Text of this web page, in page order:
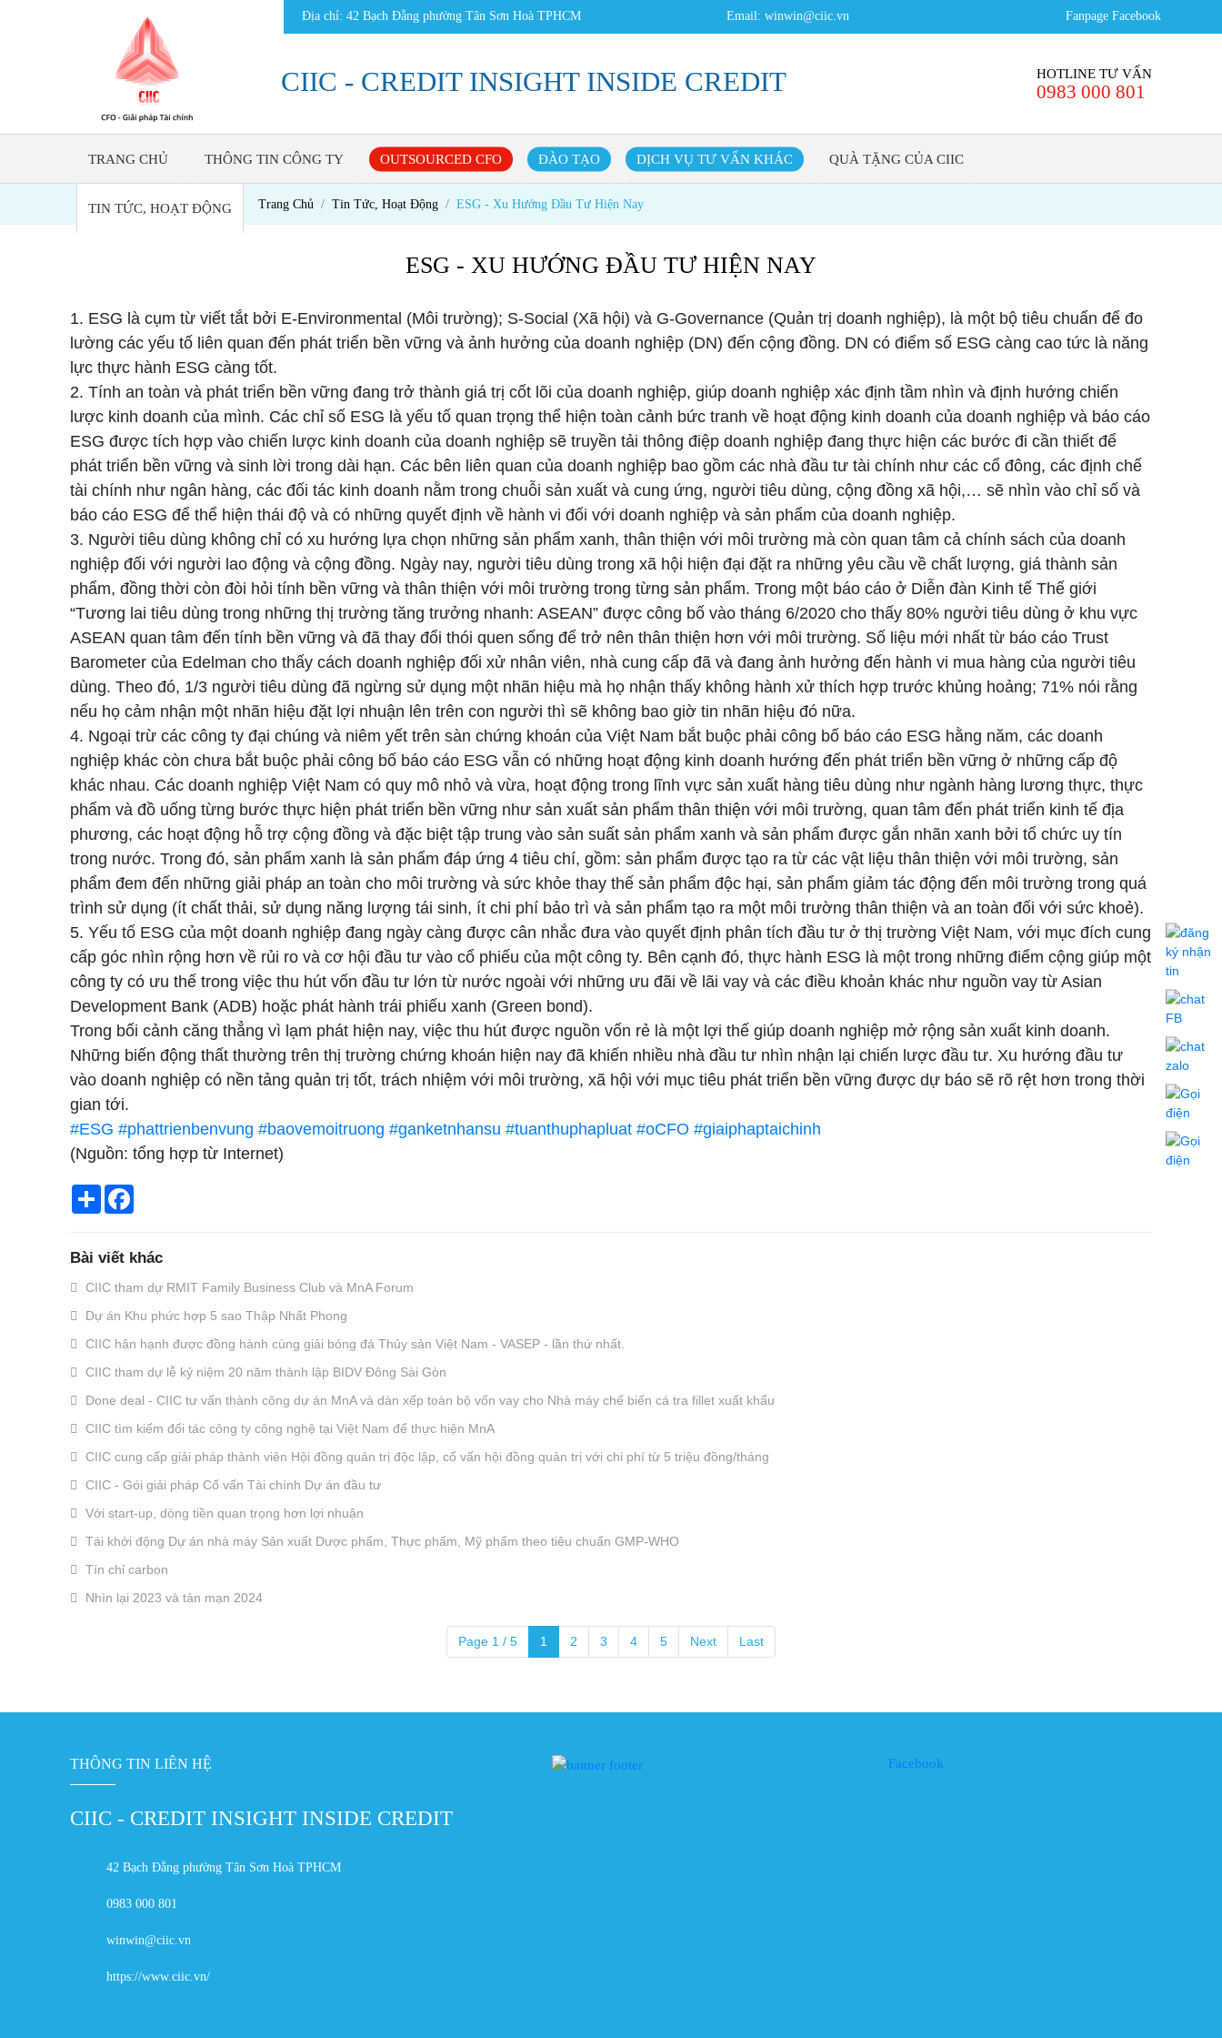
Địa chỉ: 42 Bạch Đằng phường Tân Sơn Hoà TPHCM Email: winwin@ciic.vn Fanpage Facebook
CIIC - CREDIT INSIGHT INSIDE CREDIT HOTLINE TƯ VẤN
0983 000 801
TRANG CHỦ THÔNG TIN CÔNG TY OUTSOURCED CFO ĐÀO TẠO DỊCH VỤ TƯ VẤN KHÁC QUÀ TẶNG CỦA CIIC
TIN TỨC, HOẠT ĐỘNG Trang Chủ Tin Tức, Hoạt Động ESG - Xu Hướng Đầu Tư Hiện Nay
ESG - XU HƯỚNG ĐẦU TƯ HIỆN NAY
1. ESG là cụm từ viết tắt bởi E-Environmental (Môi trường); S-Social (Xã hội) và G-Governance (Quản trị doanh nghiệp), là một bộ tiêu chuẩn để đo
lường các yếu tố liên quan đến phát triển bền vững và ảnh hưởng của doanh nghiệp (DN) đến cộng đồng. DN có điểm số ESG càng cao tức là năng
lực thực hành ESG càng tốt.
2. Tính an toàn và phát triển bền vững đang trở thành giá trị cốt lõi của doanh nghiệp, giúp doanh nghiệp xác định tầm nhìn và định hướng chiến
lược kinh doanh của mình. Các chỉ số ESG là yếu tố quan trọng thể hiện toàn cảnh bức tranh về hoạt động kinh doanh của doanh nghiệp và báo cáo
ESG được tích hợp vào chiến lược kinh doanh của doanh nghiệp sẽ truyền tải thông điệp doanh nghiệp đang thực hiện các bước đi cần thiết để
phát triển bền vững và sinh lời trong dài hạn. Các bên liên quan của doanh nghiệp bao gồm các nhà đầu tư tài chính như các cổ đông, các định chế
tài chính như ngân hàng, các đối tác kinh doanh nằm trong chuỗi sản xuất và cung ứng, người tiêu dùng, cộng đồng xã hội,… sẽ nhìn vào chỉ số và
báo cáo ESG để thể hiện thái độ và có những quyết định về hành vi đối với doanh nghiệp và sản phẩm của doanh nghiệp.
3. Người tiêu dùng không chỉ có xu hướng lựa chọn những sản phẩm xanh, thân thiện với môi trường mà còn quan tâm cả chính sách của doanh
nghiệp đối với người lao động và cộng đồng. Ngày nay, người tiêu dùng trong xã hội hiện đại đặt ra những yêu cầu về chất lượng, giá thành sản
phẩm, đồng thời còn đòi hỏi tính bền vững và thân thiện với môi trường trong từng sản phẩm. Trong một báo cáo ở Diễn đàn Kinh tế Thế giới
“Tương lai tiêu dùng trong những thị trường tăng trưởng nhanh: ASEAN” được công bố vào tháng 6/2020 cho thấy 80% người tiêu dùng ở khu vực
ASEAN quan tâm đến tính bền vững và đã thay đổi thói quen sống để trở nên thân thiện hơn với môi trường. Số liệu mới nhất từ báo cáo Trust
Barometer của Edelman cho thấy cách doanh nghiệp đối xử nhân viên, nhà cung cấp đã và đang ảnh hưởng đến hành vi mua hàng của người tiêu
dùng. Theo đó, 1/3 người tiêu dùng đã ngừng sử dụng một nhãn hiệu mà họ nhận thấy không hành xử thích hợp trước khủng hoảng; 71% nói rằng
nếu họ cảm nhận một nhãn hiệu đặt lợi nhuận lên trên con người thì sẽ không bao giờ tin nhãn hiệu đó nữa.
4. Ngoại trừ các công ty đại chúng và niêm yết trên sàn chứng khoán của Việt Nam bắt buộc phải công bố báo cáo ESG hằng năm, các doanh
nghiệp khác còn chưa bắt buộc phải công bố báo cáo ESG vẫn có những hoạt động kinh doanh hướng đến phát triển bền vững ở những cấp độ
khác nhau. Các doanh nghiệp Việt Nam có quy mô nhỏ và vừa, hoạt động trong lĩnh vực sản xuất hàng tiêu dùng như ngành hàng lương thực, thực
phẩm và đồ uống từng bước thực hiện phát triển bền vững như sản xuất sản phẩm thân thiện với môi trường, quan tâm đến phát triển kinh tế địa
phương, các hoạt động hỗ trợ cộng đồng và đặc biệt tập trung vào sản suất sản phẩm xanh và sản phẩm được gắn nhãn xanh bởi tổ chức uy tín
trong nước. Trong đó, sản phẩm xanh là sản phẩm đáp ứng 4 tiêu chí, gồm: sản phẩm được tạo ra từ các vật liệu thân thiện với môi trường, sản
phẩm đem đến những giải pháp an toàn cho môi trường và sức khỏe thay thế sản phẩm độc hại, sản phẩm giảm tác động đến môi trường trong quá
trình sử dụng (ít chất thải, sử dụng năng lượng tái sinh, ít chi phí bảo trì và sản phẩm tạo ra một môi trường thân thiện và an toàn đối với sức khoẻ).
5. Yếu tố ESG của một doanh nghiệp đang ngày càng được cân nhắc đưa vào quyết định phân tích đầu tư ở thị trường Việt Nam, với mục đích cung
cấp góc nhìn rộng hơn về rủi ro và cơ hội đầu tư vào cổ phiếu của một công ty. Bên cạnh đó, thực hành ESG là một trong những điểm cộng giúp một
công ty có ưu thế trong việc thu hút vốn đầu tư lớn từ nước ngoài với những ưu đãi về lãi vay và các điều khoản khác như nguồn vay từ Asian
Development Bank (ADB) hoặc phát hành trái phiếu xanh (Green bond).
Trong bối cảnh căng thẳng vì lạm phát hiện nay, việc thu hút được nguồn vốn rẻ là một lợi thế giúp doanh nghiệp mở rộng sản xuất kinh doanh.
Những biến động thất thường trên thị trường chứng khoán hiện nay đã khiến nhiều nhà đầu tư nhìn nhận lại chiến lược đầu tư. Xu hướng đầu tư
vào doanh nghiệp có nền tảng quản trị tốt, trách nhiệm với môi trường, xã hội với mục tiêu phát triển bền vững được dự báo sẽ rõ rệt hơn trong thời
gian tới.
#ESG #phattrienbenvung #baovemoitruong #ganketnhansu #tuanthuphapluat #oCFO #giaiphaptaichinh
(Nguồn: tổng hợp từ Internet)
Chia
sẻ
Bài viết khác
CIIC tham dự RMIT Family Business Club và MnA Forum
Dự án Khu phức hợp 5 sao Thập Nhất Phong
CIIC hân hạnh được đồng hành cùng giải bóng đá Thủy sản Việt Nam - VASEP - lần thứ nhất.
CIIC tham dự lễ kỷ niệm 20 năm thành lập BIDV Đông Sài Gòn
Done deal - CIIC tư vấn thành công dự án MnA và dàn xếp toàn bộ vốn vay cho Nhà máy chế biến cá tra fillet xuất khẩu
CIIC tìm kiếm đối tác công ty công nghệ tại Việt Nam để thực hiện MnA
CIIC cung cấp giải pháp thành viên Hội đồng quản trị độc lập, cố vấn hội đồng quản trị với chi phí từ 5 triệu đồng/tháng
CIIC - Gói giải pháp Cố vấn Tài chính Dự án đầu tư
Với start-up, dòng tiền quan trọng hơn lợi nhuận
Tái khởi động Dự án nhà máy Sản xuất Dược phẩm, Thực phẩm, Mỹ phẩm theo tiêu chuẩn GMP-WHO
Tín chỉ carbon
Nhìn lại 2023 và tản mạn 2024
Page 1 / 5 1 2 3 4 5 Next Last
THÔNG TIN LIÊN HỆ
CIIC - CREDIT INSIGHT INSIDE CREDIT
42 Bạch Đằng phường Tân Sơn Hoà TPHCM
0983 000 801
winwin@ciic.vn
https://www.ciic.vn/
Facebook